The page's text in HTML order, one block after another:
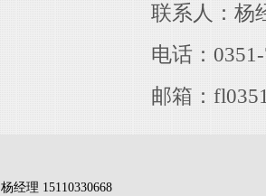
联系人：杨经
电话：0351-
邮箱：
杨经理 15110330668